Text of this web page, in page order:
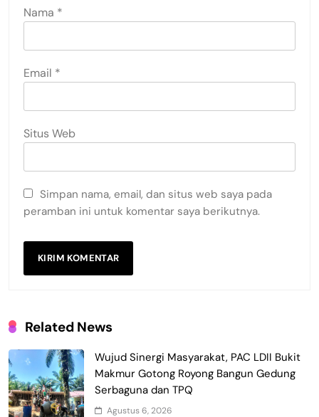
Nama *
Email *
Situs Web
Simpan nama, email, dan situs web saya pada
peramban ini untuk komentar saya berikutnya.
Related News
Wujud Sinergi Masyarakat, PAC LDII Bukit
Makmur Gotong Royong Bangun Gedung
Serbaguna dan TPQ
Agustus 6, 2026